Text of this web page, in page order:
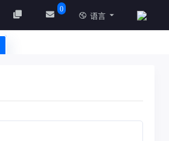
0
语言